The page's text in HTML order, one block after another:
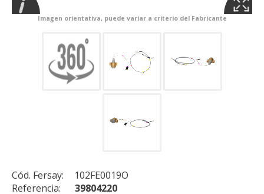
Imagen orientativa, puede variar a criterio del Fabricante
Cód. Fersay:
102FE0019O
Referencia:
39804220